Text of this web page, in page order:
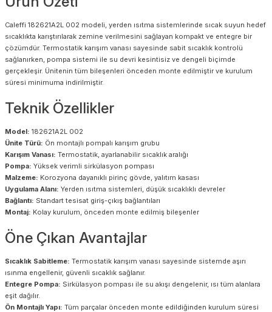
Caleffi 182621A2L 002 modeli, yerden ısıtma sistemlerinde sıcak suyun hedef
sıcaklıkta karıştırılarak zemine verilmesini sağlayan kompakt ve entegre bir
çözümdür. Termostatik karışım vanası sayesinde sabit sıcaklık kontrolü
sağlanırken, pompa sistemi ile su devri kesintisiz ve dengeli biçimde
gerçekleşir. Ünitenin tüm bileşenleri önceden monte edilmiştir ve kurulum
süresi minimuma indirilmiştir.
Teknik Özellikler
Model: 182621A2L 002
Ünite Türü: Ön montajlı pompalı karışım grubu
Karışım Vanası: Termostatik, ayarlanabilir sıcaklık aralığı
Pompa: Yüksek verimli sirkülasyon pompası
Malzeme: Korozyona dayanıklı pirinç gövde, yalıtım kasası
Uygulama Alanı: Yerden ısıtma sistemleri, düşük sıcaklıklı devreler
Bağlantı: Standart tesisat giriş-çıkış bağlantıları
Montaj: Kolay kurulum, önceden monte edilmiş bileşenler
Öne Çıkan Avantajlar
Sıcaklık Sabitleme: Termostatik karışım vanası sayesinde sistemde aşırı
ısınma engellenir, güvenli sıcaklık sağlanır.
Entegre Pompa: Sirkülasyon pompası ile su akışı dengelenir, ısı tüm alanlara
eşit dağılır.
Ön Montajlı Yapı: Tüm parçalar önceden monte edildiğinden kurulum süresi